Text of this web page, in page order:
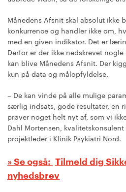
Månedens Afsnit skal absolut ikke
konkurrence og handler ikke om,
med en given indikator. Det er
Derfor er der ikke nedskrevet
kan blive Månedens Afsnit. Der
kun på data og målopfyldelse.
– De kan vinde på alle mulige
særlig indsats, gode resultater, en
prøver noget helt nyt af, som vi
Dahl Mortensen, kvalitetskonsulent
projektleder i Klinik Psykiatri Nord.
Tilmeld dig
nyhedsbrev